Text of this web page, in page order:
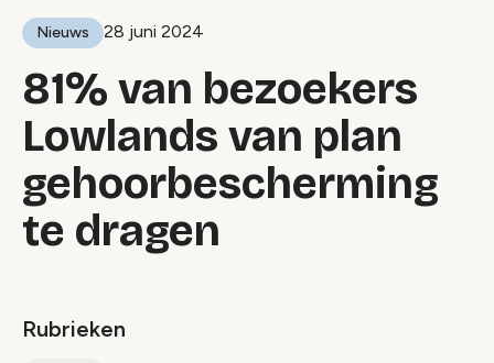
Nieuws 28 juni 2024
81% van bezoekers
Lowlands van plan
gehoorbescherming
te dragen
Rubrieken